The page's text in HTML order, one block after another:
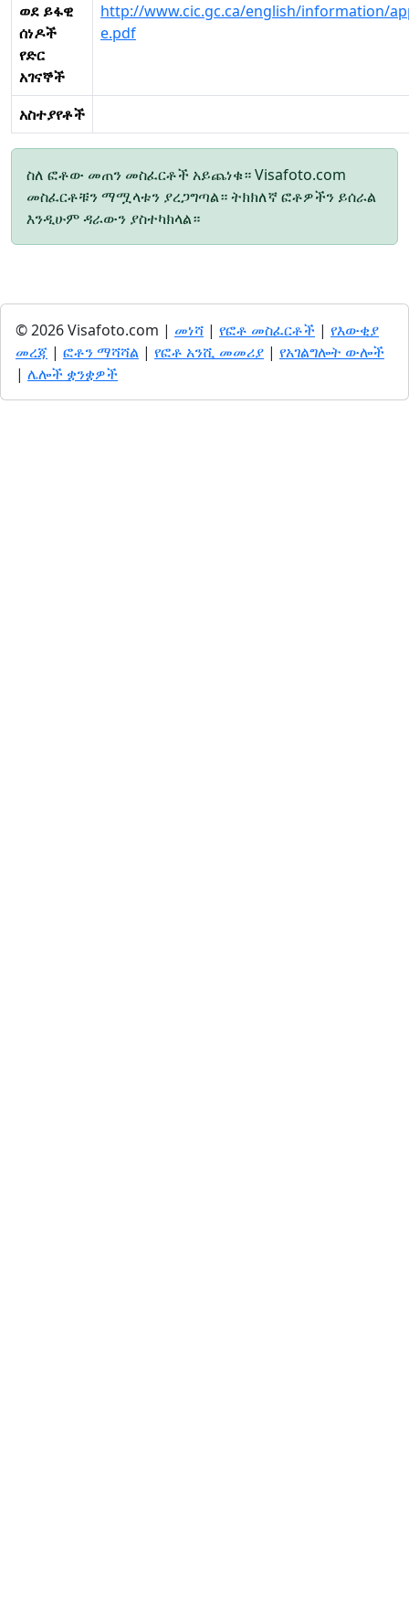
ወደ ይፋዊ
ሰነዶች
የድር
አገናኞች
http://www.cic.gc.ca/english/information/
e.pdf
አስተያየቶች
ስለ ፎቶው መጠን መስፈርቶች አይጨነቁ። Visafoto.com
መስፈርቶቹን ማሟላቱን ያረጋግጣል። ትክክለኛ ፎቶዎችን ይሰራል
እንዲሁም ዳራውን ያስተካክላል።
© 2026 Visafoto.com | መነሻ | የፎቶ መስፈርቶች | የእውቂያ
መረጃ | ፎቶን ማሻሻል | የፎቶ አንሺ መመሪያ | የአገልግሎት ውሎች
| ሌሎች ቋንቋዎች